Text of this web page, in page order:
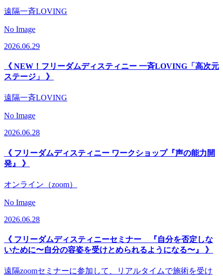
遠隔一斉LOVING
No Image
2026.06.29
《 NEW！フリーダムディスティニー 一斉LOVING「高次元
ステージ」 》
遠隔一斉LOVING
No Image
2026.06.28
《 フリーダムディスティニー ワークショップ『声の能力開
発』 》
オンライン（zoom）
No Image
2026.06.28
《 フリーダムディスティニーセミナー 『自分を否定しな
いために〜自分の容姿を受けとめられるようになる〜』 》
遠隔zoomセミナーに参加して、リアルタイムで施術を受け